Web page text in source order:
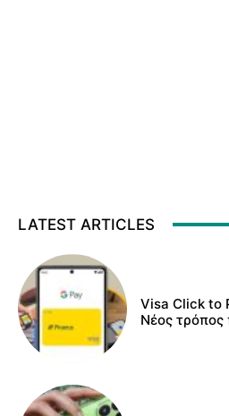
LATEST ARTICLES
Visa Click to
Νέος